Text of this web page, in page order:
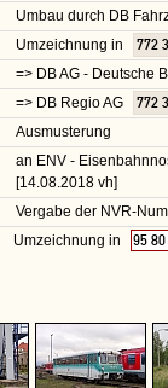
Umbau durch DB
Umzeichnung in
772
=> DB AG - Deutsche
=> DB Regio AG
772
Ausmusterung
an ENV -
[14.08.2018 vh]
Vergabe der NVR-
Umzeichnung in 95